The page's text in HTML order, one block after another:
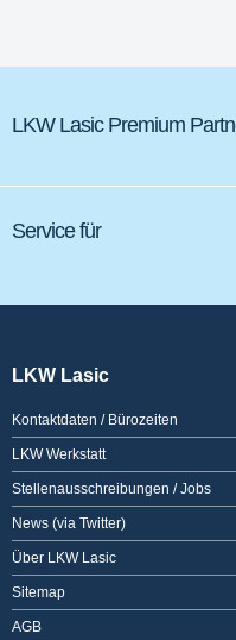
LKW Lasic Premium
Service für
LKW Lasic
Kontaktdaten / Bürozeiten
LKW Werkstatt
Stellenausschreibungen / Jobs
News (via Twitter)
Über LKW Lasic
Sitemap
AGB